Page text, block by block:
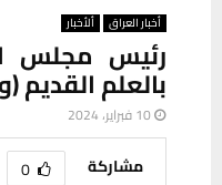
أخبار العراق ألأخبار
رئيس مجلس
بالعلم القديم
10 فبراير، 2024
مشاركة 0